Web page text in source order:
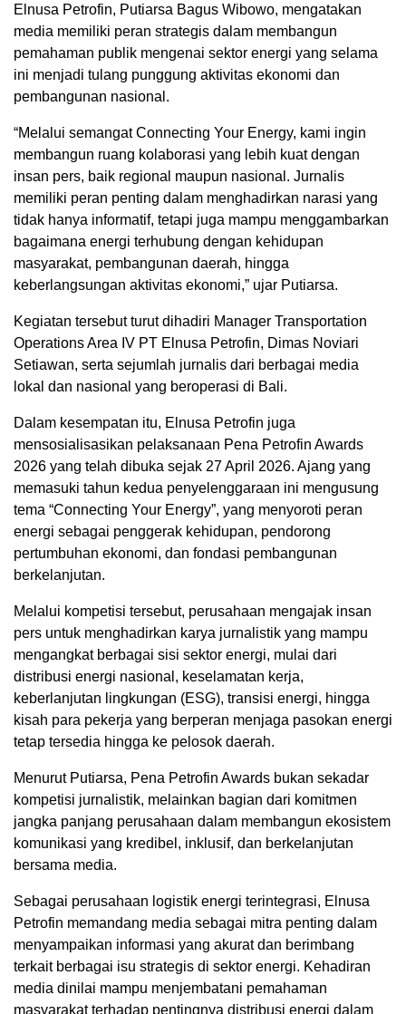
Elnusa Petrofin, Putiarsa Bagus Wibowo, mengatakan
media memiliki peran strategis dalam membangun
pemahaman publik mengenai sektor energi yang selama
ini menjadi tulang punggung aktivitas ekonomi dan
pembangunan nasional.
“Melalui semangat Connecting Your Energy, kami ingin
membangun ruang kolaborasi yang lebih kuat dengan
insan pers, baik regional maupun nasional. Jurnalis
memiliki peran penting dalam menghadirkan narasi yang
tidak hanya informatif, tetapi juga mampu menggambarkan
bagaimana energi terhubung dengan kehidupan
masyarakat, pembangunan daerah, hingga
keberlangsungan aktivitas ekonomi,” ujar Putiarsa.
Kegiatan tersebut turut dihadiri Manager Transportation
Operations Area IV PT Elnusa Petrofin, Dimas Noviari
Setiawan, serta sejumlah jurnalis dari berbagai media
lokal dan nasional yang beroperasi di Bali.
Dalam kesempatan itu, Elnusa Petrofin juga
mensosialisasikan pelaksanaan Pena Petrofin Awards
2026 yang telah dibuka sejak 27 April 2026. Ajang yang
memasuki tahun kedua penyelenggaraan ini mengusung
tema “Connecting Your Energy”, yang menyoroti peran
energi sebagai penggerak kehidupan, pendorong
pertumbuhan ekonomi, dan fondasi pembangunan
berkelanjutan.
Melalui kompetisi tersebut, perusahaan mengajak insan
pers untuk menghadirkan karya jurnalistik yang mampu
mengangkat berbagai sisi sektor energi, mulai dari
distribusi energi nasional, keselamatan kerja,
keberlanjutan lingkungan (ESG), transisi energi, hingga
kisah para pekerja yang berperan menjaga pasokan energi
tetap tersedia hingga ke pelosok daerah.
Menurut Putiarsa, Pena Petrofin Awards bukan sekadar
kompetisi jurnalistik, melainkan bagian dari komitmen
jangka panjang perusahaan dalam membangun ekosistem
komunikasi yang kredibel, inklusif, dan berkelanjutan
bersama media.
Sebagai perusahaan logistik energi terintegrasi, Elnusa
Petrofin memandang media sebagai mitra penting dalam
menyampaikan informasi yang akurat dan berimbang
terkait berbagai isu strategis di sektor energi. Kehadiran
media dinilai mampu menjembatani pemahaman
masyarakat terhadap pentingnya distribusi energi dalam